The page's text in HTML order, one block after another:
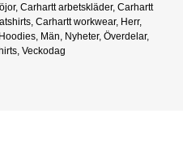
, Carhartt arbetskläder, Carhartt
Carhartt workwear, Herr,
Hoodies Män Nyheter, Överdelar,
Veckodag